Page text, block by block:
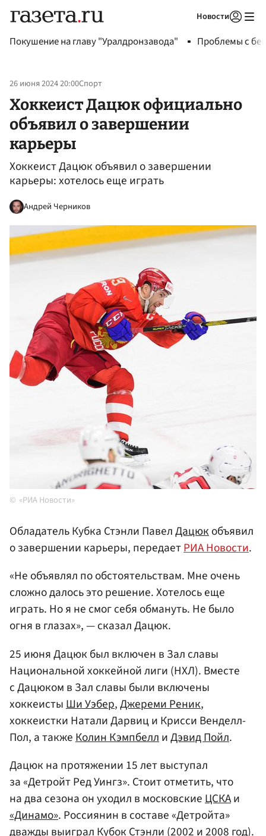
Новости
Покушение на главу "Уралдронзавода" Проблемы с
26 июня 2024 20:00Спорт
Хоккеист Дацюк официально
объявил о завершении
карьеры
Хоккеист Дацюк объявил о завершении
карьеры: хотелось еще играть
Андрей Черников
«РИА Новости»
Обладатель Кубка Стэнли ПавелДацюкобъявил
о завершении карьеры, передаетРИА Новости.
«Не объявлял по обстоятельствам. Мне очень
сложно далось это решение. Хотелось еще
играть. Но я не смог себя обмануть. Не было
огня в глазах», — сказал Дацюк.
25 июня Дацюк был включен в Зал славы
Национальной хоккейной лиги (НХЛ). Вместе
с Дацюком в Зал славы были включены
хоккеисты Ши Уэбер,Джереми Реник,
хоккеистки Натали Дарвиц и Крисси Венделл-
Пол, а также Колин Кэмпбелл иДэвид Пойл.
Дацюк на протяжении 15 лет выступал
за «Детройт Ред Уингз». Стоит отметить, что
на два сезона он уходил в московскиеЦСКАи
«Динамо». Россиянин в составе «Детройта»
дважды выиграл Кубок Стэнли (2002 и 2008 год).